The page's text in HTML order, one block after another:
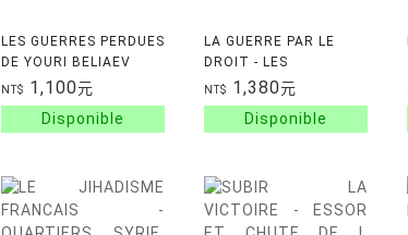
LES GUERRES PERDUES
DE YOURI BELIAEV
NT$ 1,100元
LA GUERRE PAR LE
DROIT - LES
TRIBUNAUX TALIBAN
EN AFGHANISTAN
NT$ 1,380元